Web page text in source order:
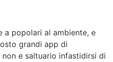
a popolari al ambiente, e
grandi app di
e saltuario infastidirsi di